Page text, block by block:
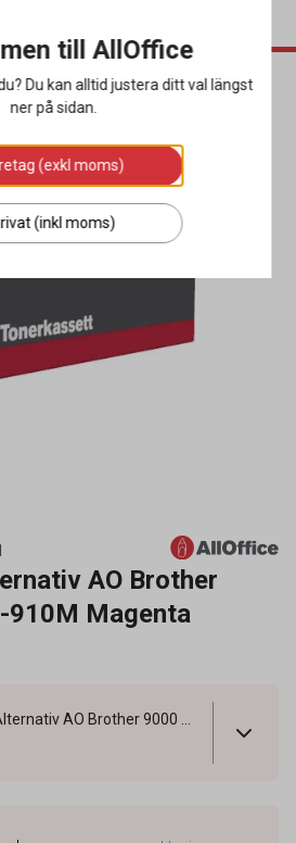
AO Brother
910M Magenta
till AllOffice
Du kan alltid justera ditt val längst
ner på sidan.
(exkl moms)
(inkl moms)